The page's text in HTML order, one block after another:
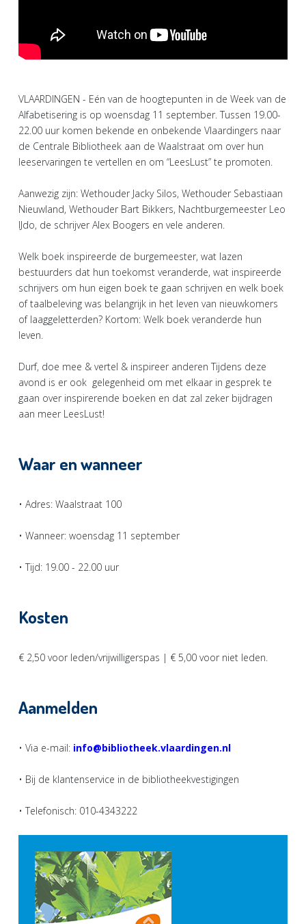
VLAARDINGEN - Eén van de hoogtepunten in de Week van de
Alfabetisering is op woensdag 11 september. Tussen 19.00-
22.00 uur komen bekende en onbekende Vlaardingers naar
de Centrale Bibliotheek aan de Waalstraat om over hun
leeservaringen te vertellen en om “LeesLust” te promoten.
Aanwezig zijn: Wethouder Jacky Silos, Wethouder Sebastiaan
Nieuwland, Wethouder Bart Bikkers, Nachtburgemeester Leo
IJdo, de schrijver Alex Boogers en vele anderen.
Welk boek inspireerde de burgemeester, wat lazen
bestuurders dat hun toekomst veranderde, wat inspireerde
schrijvers om hun eigen boek te gaan schrijven en welk boek
of taalbeleving was belangrijk in het leven van nieuwkomers
of laaggeletterden? Kortom: Welk boek veranderde hun
leven.
Durf, doe mee & vertel & inspireer anderen Tijdens deze
avond is er ook gelegenheid om met elkaar in gesprek te
gaan over inspirerende boeken en dat zal zeker bijdragen
aan meer LeesLust!
Waar en wanneer
• Adres: Waalstraat 100
• Wanneer: woensdag 11 september
• Tijd: 19.00 - 22.00 uur
Kosten
€ 2,50 voor leden/vrijwilligerspas | € 5,00 voor niet leden.
Aanmelden
• Via e-mail: info@bibliotheek.vlaardingen.nl
• Bij de klantenservice in de bibliotheekvestigingen
• Telefonisch: 010-4343222